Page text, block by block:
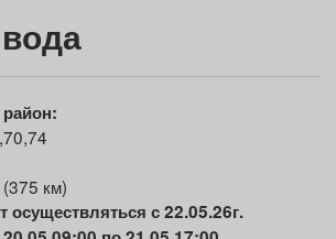
Поздравления
км)
осуществляться с 22.05.26г.